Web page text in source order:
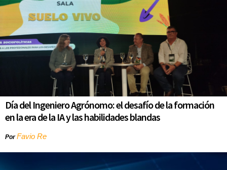
Día del Ingeniero Agrónomo: el desafío de la formación
en la era de la IA y las habilidades blandas
PorFavio Re